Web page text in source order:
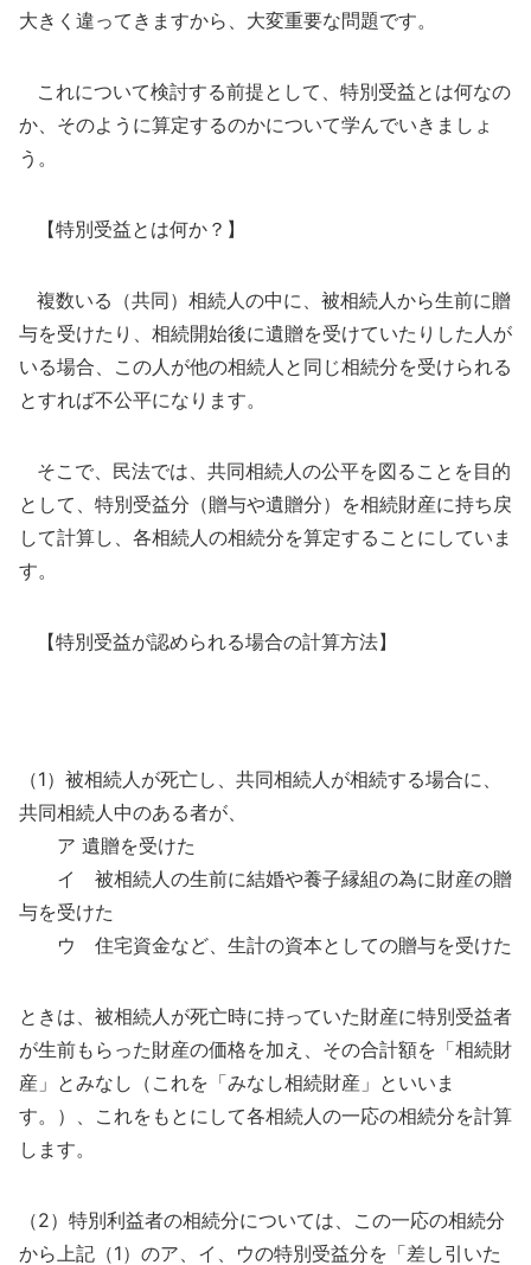
大きく違ってきますから、大変重要な問題です。
これについて検討する前提として、特別受益とは何なの
か、そのように算定するのかについて学んでいきましょ
う。
【特別受益とは何か？】
複数いる（共同）相続人の中に、被相続人から生前に贈
与を受けたり、相続開始後に遺贈を受けていたりした人が
いる場合、この人が他の相続人と同じ相続分を受けられる
とすれば不公平になります。
そこで、民法では、共同相続人の公平を図ることを目的
として、特別受益分（贈与や遺贈分）を相続財産に持ち戻
して計算し、各相続人の相続分を算定することにしていま
す。
【特別受益が認められる場合の計算方法】
（1）被相続人が死亡し、共同相続人が相続する場合に、
共同相続人中のある者が、
ア 遺贈を受けた
イ 被相続人の生前に結婚や養子縁組の為に財産の贈
与を受けた
ウ 住宅資金など、生計の資本としての贈与を受けた
ときは、被相続人が死亡時に持っていた財産に特別受益者
が生前もらった財産の価格を加え、その合計額を「相続財
産」とみなし（これを「みなし相続財産」といいま
す。）、これをもとにして各相続人の一応の相続分を計算
します。
（2）特別利益者の相続分については、この一応の相続分
から上記（1）のア、イ、ウの特別受益分を「差し引いた